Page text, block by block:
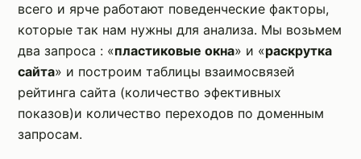
всего и ярче работают поведенческие факторы,
которые так нам нужны для анализа. Мы возьмем
два запроса : «пластиковые окна» и «раскрутка
сайта» и построим таблицы взаимосвязей
рейтинга сайта (количество эфективных
показов)и количество переходов по доменным
запросам.